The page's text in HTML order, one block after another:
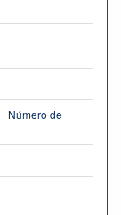
| Número de